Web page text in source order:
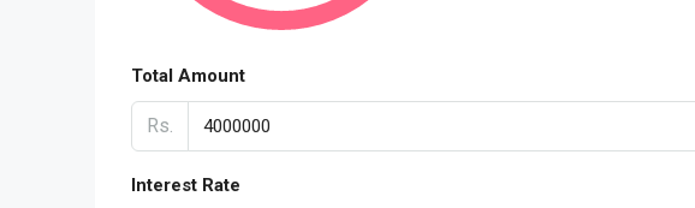
Total Amount
Rs.
Interest Rate